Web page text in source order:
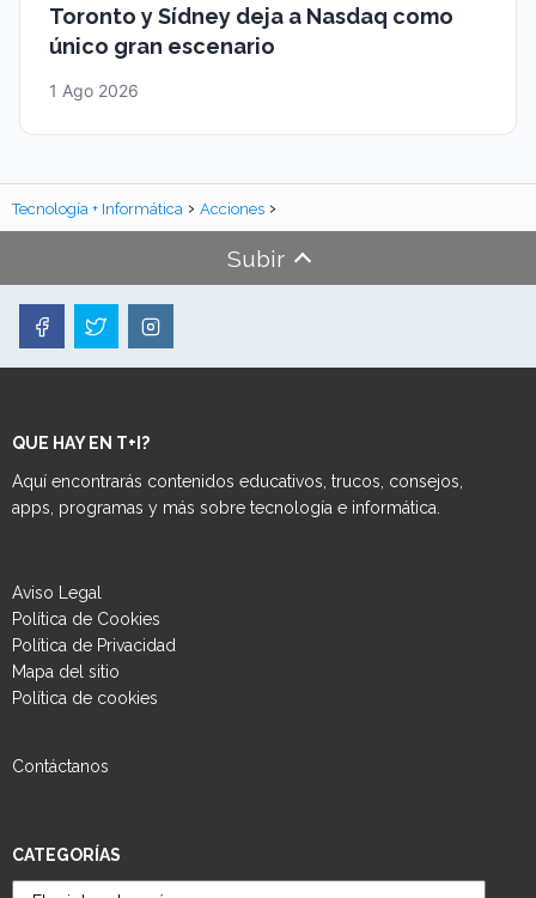
Toronto y Sídney deja a Nasdaq como
único gran escenario
1 Ago 2026
Tecnología + Informática Acciones
Subir
QUE HAY EN T+I?
Aquí encontrarás contenidos educativos, trucos, consejos,
apps, programas y más sobre tecnología e informática.
Aviso Legal
Política de Cookies
Política de Privacidad
Mapa del sitio
Política de cookies
Contáctanos
CATEGORÍAS